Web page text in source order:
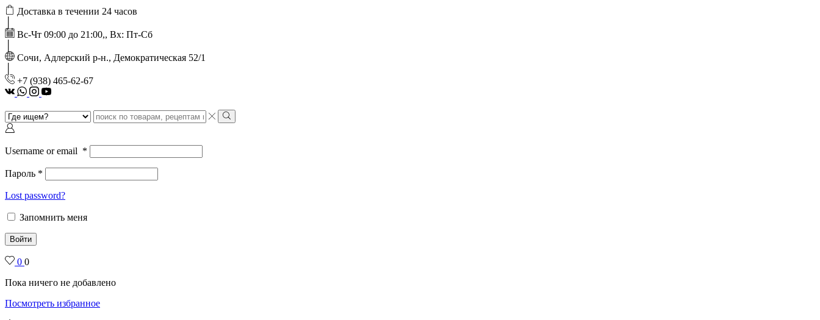
Доставка в течении 24 часов
Вс-Чт 09:00 до 21:00,, Вх: Пт-Сб
Сочи, Адлерский р-н., Демократическая 52/1
‭+7 (938) 465-62-67‬
vk Whatsapp
Instagram
Youtube
Search
input
Search
Username or email *
Пароль *
Lost password?
Запомнить меня
Войти
0 0
Пока ничего не добавлено
Посмотреть избранное